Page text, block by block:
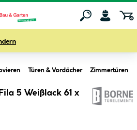
Türen & Vordächer Zimmertüren
5 Weißlack 61 x